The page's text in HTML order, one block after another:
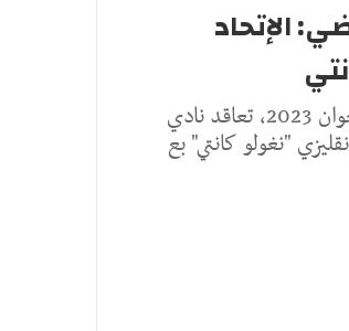
الإتحاد
أكدت مصادر صحفية عالمية اليوم الاربعاء 7 جوان 2023، تعاقد نادي
"نغولو كانتي" بع